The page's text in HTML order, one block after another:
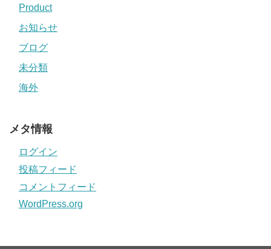
Product
お知らせ
ブログ
未分類
海外
メタ情報
ログイン
投稿フィード
コメントフィード
WordPress.org